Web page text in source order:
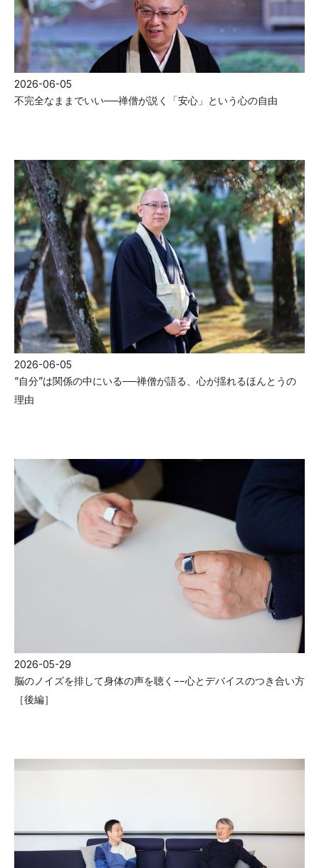
2026-06-05
不完全なままでいい──禅僧が説く「安心」という心の自由
2026-06-05
“自分”は関係の中にいる──禅僧が語る、心が揺れるほんとうの
理由
2026-05-29
脳のノイズを排して身体の声を聴く−−心とデバイスのつき合い方
［後編］